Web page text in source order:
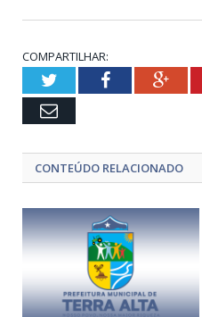
COMPARTILHAR:
TwitterFacebook
Email
CONTEÚDO RELACIONADO